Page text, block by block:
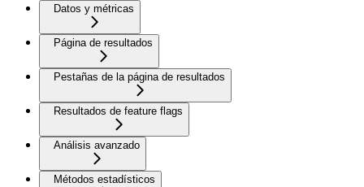
Datos y métricas
Página de resultados
Pestañas de la página de resultados
Resultados de feature flags
Análisis avanzado
Métodos estadísticos